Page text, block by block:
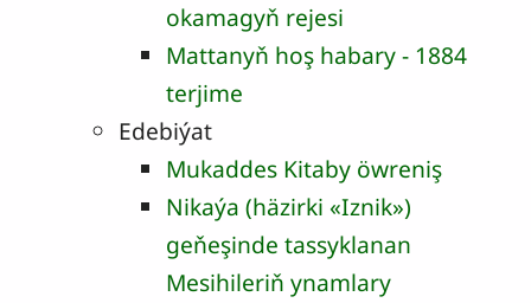
okamagyň rejesi
Mattanyň hoş habary - 1884
terjime
Edebiýat
Mukaddes Kitaby öwreniş
Nikaýa (häzirki «Iznik»)
geňeşinde tassyklanan
Mesihileriň ynamlary